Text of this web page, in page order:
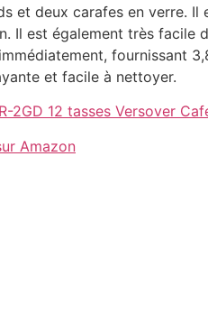
et deux carafes en verre.
Il est également très facile
fournissant
et facile à nettoyer.
2GD 12 tasses Versover
Amazon